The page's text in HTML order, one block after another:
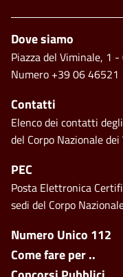
Footer side
Numero Unico 112
Come fare per ..
Piè di pagina
Dove siamo
Piazza del Viminale, 1
Numero +39 06 46521
Contatti
Elenco dei contatti
del Corpo Nazionale
PEC
Posta Elettronica
sedi del Corpo